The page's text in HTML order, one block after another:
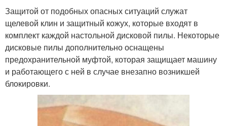
Защитой от подобных опасных ситуаций служат
щелевой клин и защитный кожух, которые входят в
комплект каждой настольной дисковой пилы. Некоторые
дисковые пилы дополнительно оснащены
предохранительной муфтой, которая защищает машину
и работающего с ней в случае внезапно возникшей
блокировки.